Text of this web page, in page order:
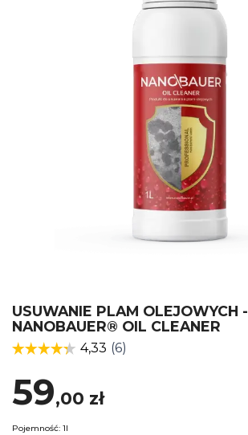
USUWANIE PLAM OLEJOWYCH -
NANOBAUER® OIL CLEANER
59,00 zł
Pojemność: 1l